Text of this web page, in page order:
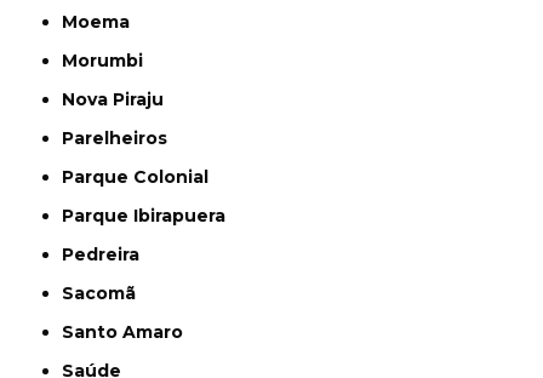
Moema
Morumbi
Nova Piraju
Parelheiros
Parque Colonial
Parque Ibirapuera
Pedreira
Sacomã
Santo Amaro
Saúde